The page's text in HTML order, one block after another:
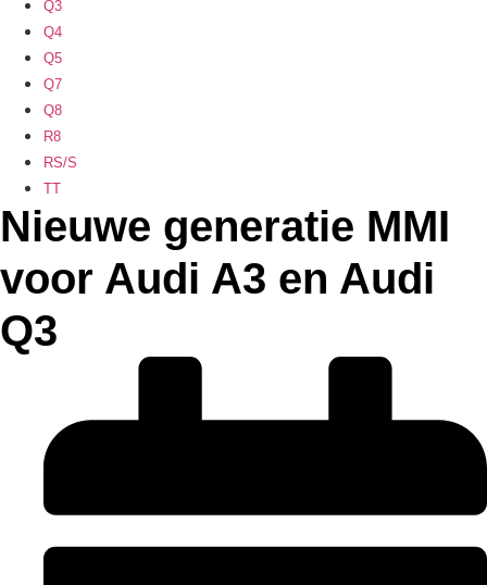
Q3
Q4
Q5
Q7
Q8
R8
RS/S
TT
Nieuwe generatie MMI
voor Audi A3 en Audi
Q3